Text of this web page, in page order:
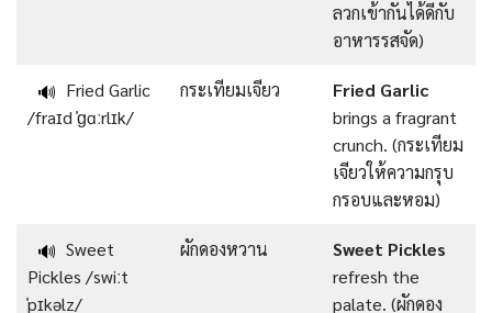
ลวกเข้ากันได้ดีกับ
อาหารรสจัด)
🔊 Fried Garlic
/fraɪd ˈɡɑːrlɪk/
กระเทียมเจียว
Fried Garlic
brings a fragrant
crunch. (กระเทียม
เจียวให้ความกรุบ
กรอบและหอม)
🔊 Sweet
Pickles /swiːt
ˈpɪkəlz/
ผักดองหวาน
Sweet Pickles
refresh the
palate. (ผักดอง